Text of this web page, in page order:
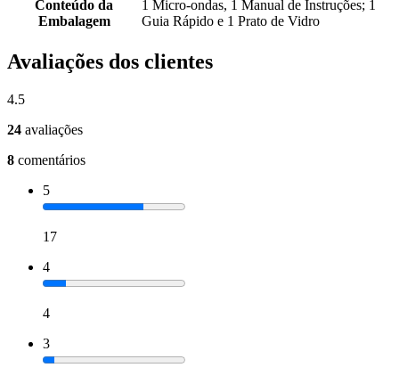
Conteúdo da
Embalagem
1 Micro-ondas, 1 Manual de Instruções; 1
Guia Rápido e 1 Prato de Vidro
Avaliações dos clientes
4.5
24 avaliações
8 comentários
5
17
4
4
3